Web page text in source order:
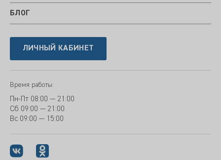
БЛОГ
ЛИЧНЫЙ КАБИНЕТ
Время работы:
Пн-Пт 08:00 — 21:00
Сб 09:00 — 21:00
Вс 09:00 — 15:00